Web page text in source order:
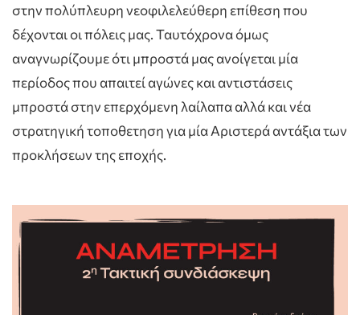
στην πολύπλευρη νεοφιλελεύθερη επίθεση που
δέχονται οι πόλεις μας. Ταυτόχρονα όμως
αναγνωρίζουμε ότι μπροστά μας ανοίγεται μία
περίοδος που απαιτεί αγώνες και αντιστάσεις
μπροστά στην επερχόμενη λαίλαπα αλλά και νέα
στρατηγική τοποθετηση για μία Αριστερά αντάξια των
προκλήσεων της εποχής.